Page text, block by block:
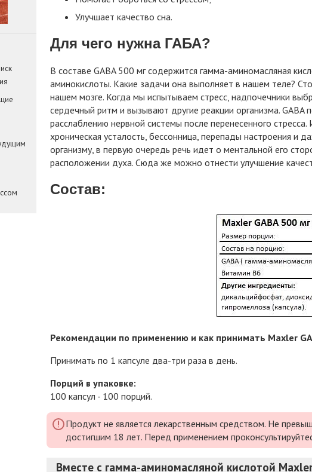
Улучшает качество сна.
Для чего нужна ГАБА?
В составе GABA 500 мг содержится гамма-аминомасляная
аминокислоты. Какие задачи она выполняет в нашем теле?
нашем мозге. Когда мы испытываем стресс, надпочечники
сердечный ритм и вызывают другие реакции организма. GABA
расслаблению нервной системы после перенесенного
хроническая усталость, бессонница, перепады настроения
организму, в первую очередь речь идет о ментальной его
расположении духа. Сюда же можно отнести улучшение
Состав:
Рекомендации по применению и как принимать Maxler
Принимать по 1 капсуле два-три раза в день.
Порций в упаковке:
100 капсул - 100 порций.
Продукт не является лекарственным средством. Не
достигшим 18 лет. Перед применением
Вместе с гамма-аминомасляной кислотой